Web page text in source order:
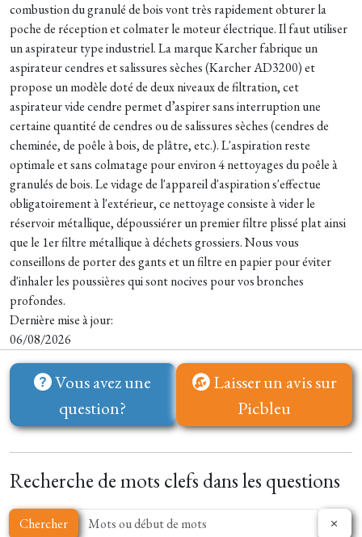
combustion du granulé de bois vont très rapidement obturer la
poche de réception et colmater le moteur électrique. Il faut utiliser
un aspirateur type industriel. La marque Karcher fabrique un
aspirateur cendres et salissures sèches (Karcher AD3200) et
propose un modèle doté de deux niveaux de filtration, cet
aspirateur vide cendre permet d’aspirer sans interruption une
certaine quantité de cendres ou de salissures sèches (cendres de
cheminée, de poêle à bois, de plâtre, etc.). L'aspiration reste
optimale et sans colmatage pour environ 4 nettoyages du poêle à
granulés de bois. Le vidage de l'appareil d'aspiration s'effectue
obligatoirement à l'extérieur, ce nettoyage consiste à vider le
réservoir métallique, dépoussiérer un premier filtre plissé plat ainsi
que le 1er filtre métallique à déchets grossiers. Nous vous
conseillons de porter des gants et un filtre en papier pour éviter
d'inhaler les poussières qui sont nocives pour vos bronches
profondes.
Dernière mise à jour:
06/08/2026
Vous avez une
question?
Laisser un avis sur
Picbleu
Recherche de mots clefs dans les questions
Chercher